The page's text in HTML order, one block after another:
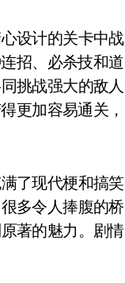
设计的关卡中战
招、必杀技和道
挑战强大的敌人
更加容易通关，
了现代梗和搞笑
多令人捧腹的桥
著的魅力。剧情